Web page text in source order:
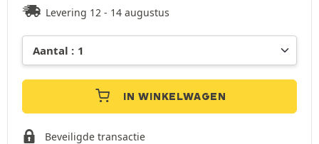
Levering 12 - 14 augustus
IN WINKELWAGEN
Beveiligde transactie